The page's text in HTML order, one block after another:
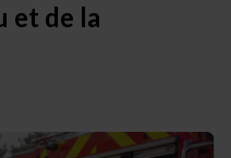
et de la